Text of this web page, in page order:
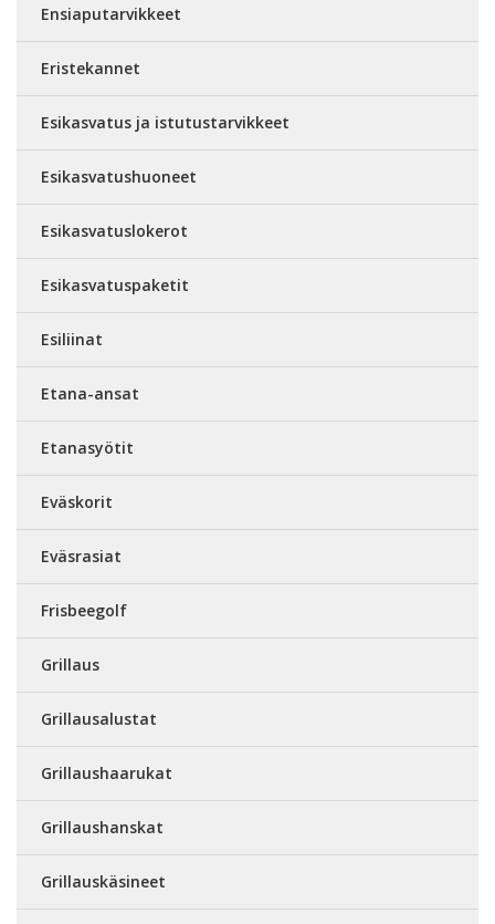
Ensiaputarvikkeet
Eristekannet
Esikasvatus ja istutustarvikkeet
Esikasvatushuoneet
Esikasvatuslokerot
Esikasvatuspaketit
Esiliinat
Etana-ansat
Etanasyötit
Eväskorit
Eväsrasiat
Frisbeegolf
Grillaus
Grillausalustat
Grillaushaarukat
Grillaushanskat
Grillauskäsineet